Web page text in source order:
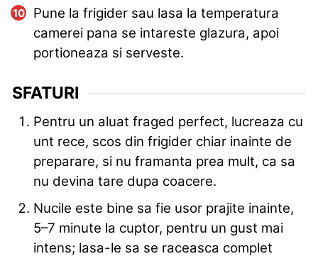
Pune la frigider sau lasa la temperatura
camerei pana se intareste glazura, apoi
portioneaza si serveste.
SFATURI
Pentru un aluat fraged perfect, lucreaza cu
unt rece, scos din frigider chiar inainte de
preparare, si nu framanta prea mult, ca sa
nu devina tare dupa coacere.
Nucile este bine sa fie usor prajite inainte,
5–7 minute la cuptor, pentru un gust mai
intens; lasa-le sa se raceasca complet